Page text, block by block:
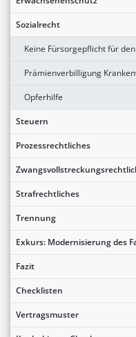
Sozialrecht
Keine Fürsorgepflicht für
Prämienverbilligung
Opferhilfe
Steuern
Prozessrechtliches
Strafrechtliches
Trennung
Exkurs: Modernisierung des
Fazit
Checklisten
Vertragsmuster